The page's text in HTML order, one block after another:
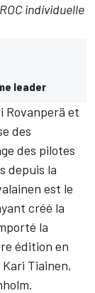
individuelle
leader
Rovanperä et
des
des pilotes
depuis la
est le
créé la
la
édition en
Tiainen,